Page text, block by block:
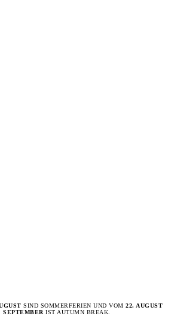
SIND SOMMERFERIEN UND VOM22. AUGUST
SEPTEMBER IST AUTUMN BREAK.